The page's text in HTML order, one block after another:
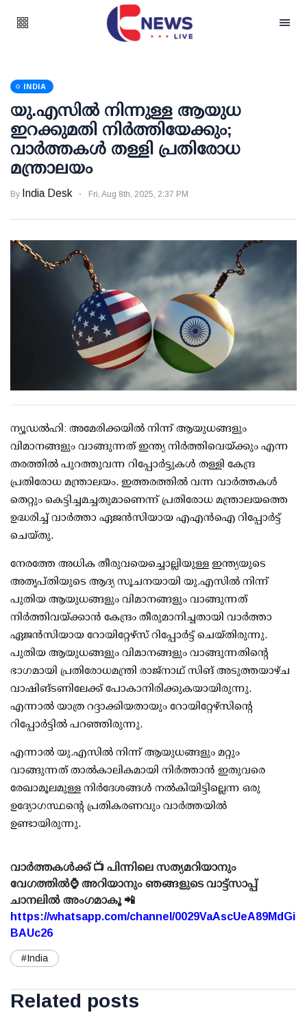
INDIA
യു.എസില്‍ നിന്നുള്ള ആയുധ
ഇറക്കുമതി നിര്‍ത്തിയേക്കും;
വാര്‍ത്തകള്‍ തള്ളി പ്രതിരോധ
മന്ത്രാലയം
By India Desk Fri, Aug 8th, 2025, 2:37 PM
ന്യൂഡല്‍ഹി: അമേരിക്കയില്‍ നിന്ന് ആയുധങ്ങളും
വിമാനങ്ങളും വാങ്ങുന്നത് ഇന്ത്യ നിര്‍ത്തിവെയ്ക്കും എന്ന
തരത്തില്‍ പുറത്തുവന്ന റിപ്പോര്‍ട്ടുകള്‍ തള്ളി കേന്ദ്ര
പ്രതിരോധ മന്ത്രാലയം. ഇത്തരത്തില്‍ വന്ന വാര്‍ത്തകള്‍
തെറ്റും കെട്ടിച്ചമച്ചതുമാണെന്ന് പ്രതിരോധ മന്ത്രാലയത്തെ
ഉദ്ധരിച്ച് വാര്‍ത്താ ഏജന്‍സിയായ എഎന്‍ഐ റിപ്പോര്‍ട്ട്
ചെയ്തു.
നേരത്തേ അധിക തീരുവയെച്ചൊല്ലിയുള്ള ഇന്ത്യയുടെ
അതൃപ്തിയുടെ ആദ്യ സൂചനയായി യു.എസില്‍ നിന്ന്
പുതിയ ആയുധങ്ങളും വിമാനങ്ങളും വാങ്ങുന്നത്
നിര്‍ത്തിവയ്ക്കാന്‍ കേന്ദ്രം തീരുമാനിച്ചതായി വാര്‍ത്താ
ഏജന്‍സിയായ റോയിറ്റേഴ്സ് റിപ്പോര്‍ട്ട് ചെയ്തിരുന്നു.
പുതിയ ആയുധങ്ങളും വിമാനങ്ങളും വാങ്ങുന്നതിന്റെ
ഭാഗമായി പ്രതിരോധമന്ത്രി രാജ്നാഥ് സിങ് അടുത്തയാഴ്ച
വാഷിങ്ടണിലേക്ക് പോകാനിരിക്കുകയായിരുന്നു.
എന്നാല്‍ യാത്ര റദ്ദാക്കിയതായും റോയിറ്റേഴ്സിന്റെ
റിപ്പോര്‍ട്ടില്‍ പറഞ്ഞിരുന്നു.
എന്നാല്‍ യു.എസില്‍ നിന്ന് ആയുധങ്ങളും മറ്റും
വാങ്ങുന്നത് താല്‍കാലികമായി നിര്‍ത്താന്‍ ഇതുവരെ
രേഖാമൂലമുള്ള നിര്‍ദേശങ്ങള്‍ നല്‍കിയിട്ടില്ലെന്ന ഒരു
ഉദ്യോഗസ്ഥന്റെ പ്രതികരണവും വാര്‍ത്തയില്‍
ഉണ്ടായിരുന്നു.
വാർത്തകൾക്ക് 📺 പിന്നിലെ സത്യമറിയാനും
വേഗത്തിൽ⌚ അറിയാനും ഞങ്ങളുടെ വാട്ട്സാപ്പ്
ചാനലിൽ അംഗമാകൂ 📲
https://whatsapp.com/channel/0029VaAscUeA89MdGi
BAUc26
#India
Related posts